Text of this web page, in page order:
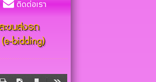
ติดต่อเรา
ขนส่งรถ
bidding)